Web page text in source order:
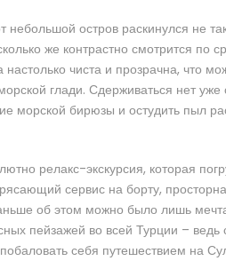
остров раскинулся не
же контрастно смотрится по
чиста и прозрачна, что
глади. Сдерживаться нет уже
морской бирюзы и остудить пыл
релакс-экскурсия, которая
сервис на борту,
об этом можно было лишь
пейзажей во всей Турции – ведь
себя путешествием на